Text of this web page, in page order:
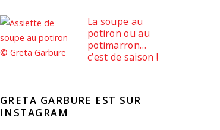
La soupe au
potiron ou au
potimarron…
c’est de saison !
GRETA GARBURE EST SUR
INSTAGRAM